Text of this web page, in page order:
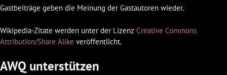
Gastbeiträge geben die Meinung der Gastautoren wieder.
Wikipedia-Zitate werden unter der Lizenz Creative Commons
Attribution/Share Alike veröffentlicht.
AWQ unterstützen